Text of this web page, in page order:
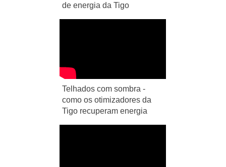
de energia da Tigo
Telhados com sombra -
como os otimizadores da
Tigo recuperam energia